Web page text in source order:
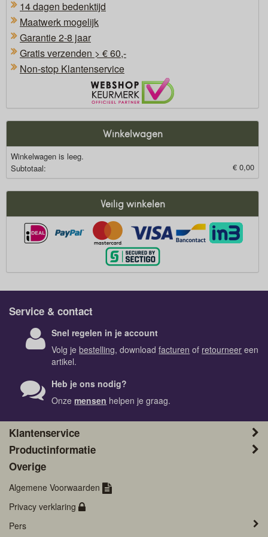
14 dagen bedenktijd
Maatwerk mogelijk
Garantie 2-8 jaar
Gratis verzenden > € 60,-
Non-stop Klantenservice
Winkelwagen
Winkelwagen is leeg.
Subtotaal:
€ 0,00
Veilig winkelen
Service & contact
Snel regelen in je account
Volg jebestelling, downloadfacturen of retourneer een
artikel.
Heb je ons nodig?
Onzemensen helpen je graag.
Klantenservice
Productinformatie
Overige
Algemene Voorwaarden
Privacy verklaring
Pers